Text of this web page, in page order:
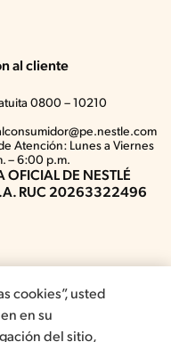
al cliente
0800 – 10210
Atención: Lunes a Viernes
– 6:00 p.m.
OFICIAL DE NESTLÉ
RUC 20263322496
cookies”, usted
en su
del sitio,